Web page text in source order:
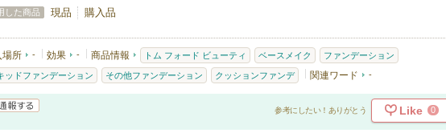
した商品 現品 購入品
場所 - 効果 - 商品情報 トム フォード ビューティ ベースメイク ファンデーション
ッドファンデーション その他ファンデーション クッションファンデ 関連ワード -
参考にしたい！ありがとう Like 0